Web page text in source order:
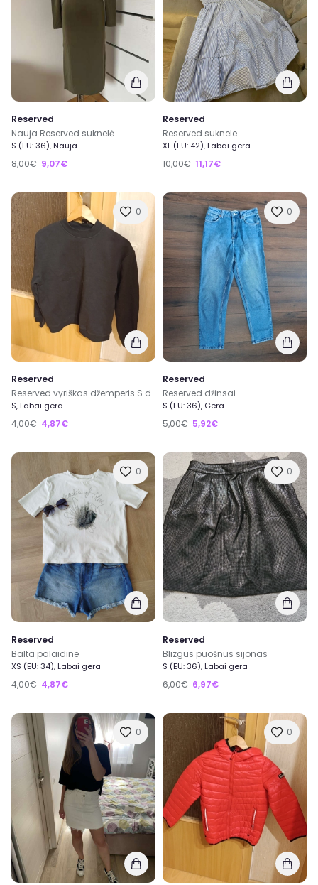
Reserved
Nauja Reserved suknelė
S (EU: 36), Nauja
8,00€ 9,07€
Reserved
Reserved suknele
XL (EU: 42), Labai gera
10,00€ 11,17€
0
Reserved
Reserved vyriškas džemperis S dydžio
S, Labai gera
4,00€ 4,87€
0
Reserved
Reserved džinsai
S (EU: 36), Gera
5,00€ 5,92€
0
Reserved
Balta palaidine
XS (EU: 34), Labai gera
4,00€ 4,87€
0
Reserved
Blizgus puošnus sijonas
S (EU: 36), Labai gera
6,00€ 6,97€
0 0